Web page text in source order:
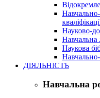
Науково-
Навчальна
Наукова
ДІЯЛЬНІСТЬ
Навчальна